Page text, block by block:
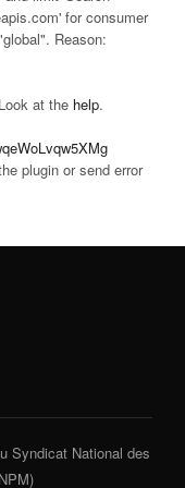
for consumer
Reason:
at the help.
plugin or send error
Syndicat National des